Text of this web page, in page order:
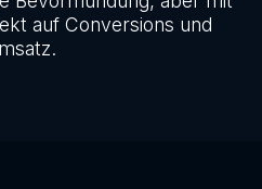
auf Conversions und